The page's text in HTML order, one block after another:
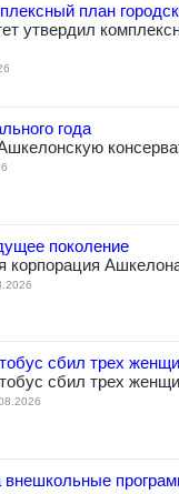
план
утвердил
года
поколение
корпорация
сбил трех
сбил трех
внешкольные